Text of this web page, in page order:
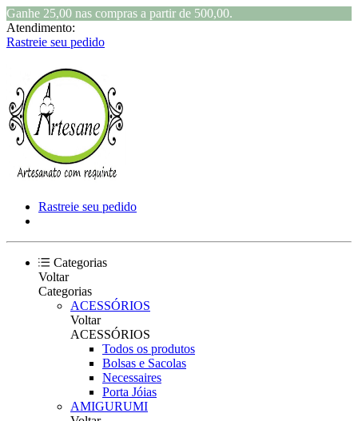
Ganhe 25,00 nas compras a partir de 500,00.
Atendimento:
Rastreie seu pedido
Rastreie seu pedido
Categorias
Voltar
Categorias
ACESSÓRIOS
Voltar
ACESSÓRIOS
Todos os produtos
Bolsas e Sacolas
Necessaires
Porta Jóias
AMIGURUMI